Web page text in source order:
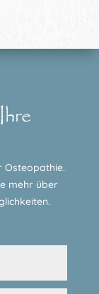
Osteopathie.
mehr über